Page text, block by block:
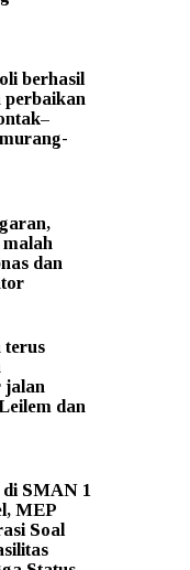
berhasil
perbaikan
dan
terus
jalan
dan
di SMAN 1
MEP
Soal